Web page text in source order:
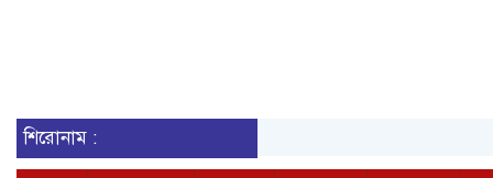
শিরোনাম :